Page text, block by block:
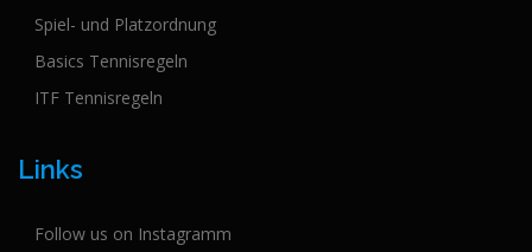
Spiel- und Platzordnung
Basics Tennisregeln
ITF Tennisregeln
Links
Follow us on Instagramm